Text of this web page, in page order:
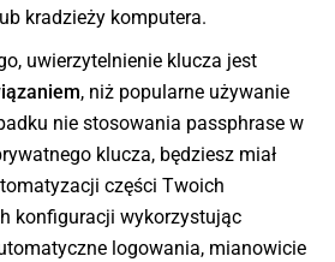
kradzieży komputera.
uwierzytelnienie klucza jest
, niż popularne używanie
nie stosowania passphrase w
klucza, będziesz miał
części Twoich
konfiguracji wykorzystując
logowania, mianowicie